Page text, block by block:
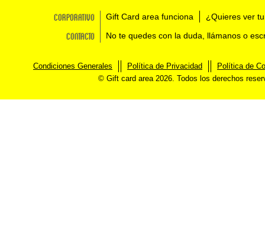
Corporativo Gift Card area funciona ¿Quieres ver
Contacto No te quedes con la duda, llámanos o
Condiciones Generales Política de Privacidad
Política de
© Gift card area 2026. Todos los derechos